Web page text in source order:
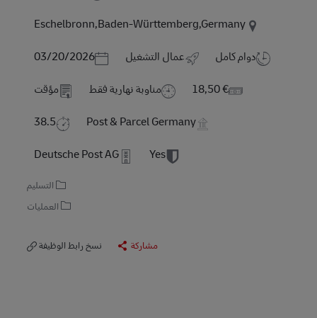
Eschelbronn,Baden-Württemberg,Germany
Posted Date
03/20/2026 عمال التشغيل دوام كامل
مؤقت مناوبة نهارية فقط 18,50 €
38.5 Post & Parcel Germany
Deutsche Post AG Yes
التسليم
العمليات
نسخ رابط الوظيفة مشاركة